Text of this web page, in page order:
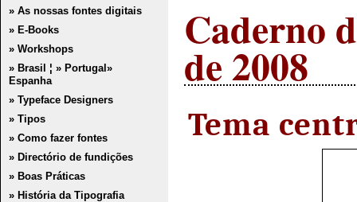
» As nossas fontes digitais
» E-Books
» Workshops
» Brasil ¦ » Portugal »
Espanha
» Typeface Designers
» Tipos
» Como fazer fontes
» Directório de fundições
» Boas Práticas
» História da Tipografia
Caderno
de 2008
Tema